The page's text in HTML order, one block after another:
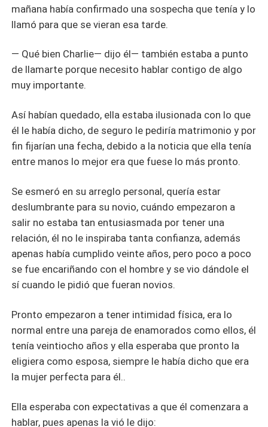
mañana había confirmado una sospecha que tenía y lo
llamó para que se vieran esa tarde.
— Qué bien Charlie— dijo él— también estaba a punto
de llamarte porque necesito hablar contigo de algo
muy importante.
Así habían quedado, ella estaba ilusionada con lo que
él le había dicho, de seguro le pediría matrimonio y por
fin fijarían una fecha, debido a la noticia que ella tenía
entre manos lo mejor era que fuese lo más pronto.
Se esmeró en su arreglo personal, quería estar
deslumbrante para su novio, cuándo empezaron a
salir no estaba tan entusiasmada por tener una
relación, él no le inspiraba tanta confianza, además
apenas había cumplido veinte años, pero poco a poco
se fue encariñando con el hombre y se vio dándole el
sí cuando le pidió que fueran novios.
Pronto empezaron a tener intimidad física, era lo
normal entre una pareja de enamorados como ellos, él
tenía veintiocho años y ella esperaba que pronto la
eligiera como esposa, siempre le había dicho que era
la mujer perfecta para él..
Ella esperaba con expectativas a que él comenzara a
hablar, pues apenas la vió le dijo: